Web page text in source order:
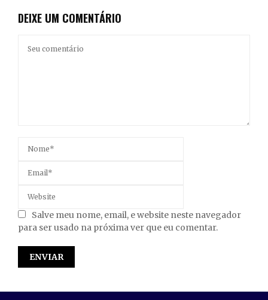
DEIXE UM COMENTÁRIO
Salve meu nome, email, e website neste navegador
para ser usado na próxima ver que eu comentar.